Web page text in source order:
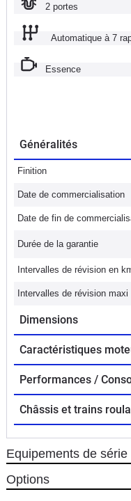
2 portes
Automatique à 7
Essence
Généralités
Finition
Date de commercialisation
Date de fin de
Durée de la garantie
Intervalles de révision en
Intervalles de révision maxi
Dimensions
Caractéristiques
Performances /
Châssis et trains
Equipements de série
Options